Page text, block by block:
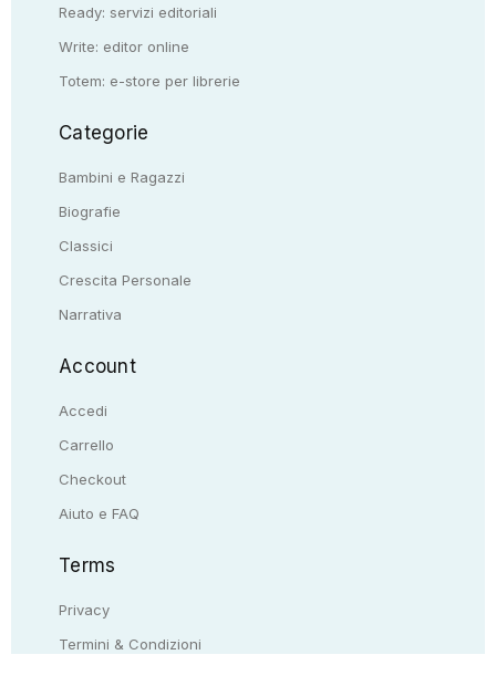
Ready: servizi editoriali
Write: editor online
Totem: e-store per librerie
Categorie
Bambini e Ragazzi
Biografie
Classici
Crescita Personale
Narrativa
Account
Accedi
Carrello
Checkout
Aiuto e FAQ
Terms
Privacy
Termini & Condizioni